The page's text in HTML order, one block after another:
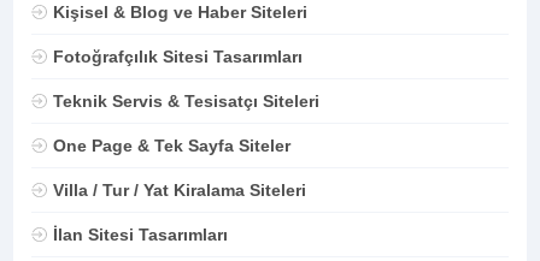
Kişisel & Blog ve Haber Siteleri
Fotoğrafçılık Sitesi Tasarımları
Teknik Servis & Tesisatçı Siteleri
One Page & Tek Sayfa Siteler
Villa / Tur / Yat Kiralama Siteleri
İlan Sitesi Tasarımları